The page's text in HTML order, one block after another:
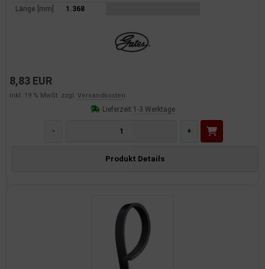
Länge [mm]
1.368
8,83 EUR
inkl. 19 % MwSt. zzgl. Versandkosten
Lieferzeit:1-3 Werktage
- +
Produkt Details